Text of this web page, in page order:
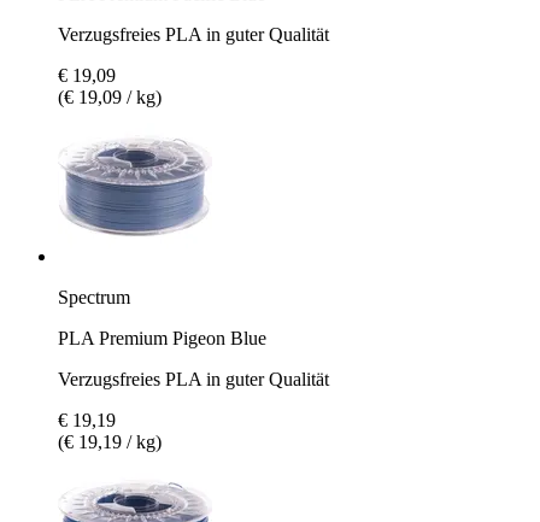
Verzugsfreies PLA in guter Qualität
€ 19,09
(€ 19,09 / kg)
Spectrum
PLA Premium Pigeon Blue
Verzugsfreies PLA in guter Qualität
€ 19,19
(€ 19,19 / kg)